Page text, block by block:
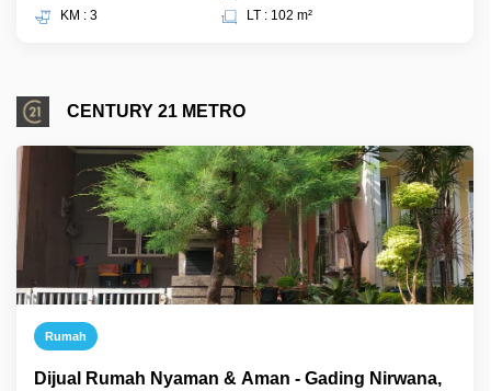
KM : 3
LT : 102 m²
CENTURY 21 METRO
Rumah
Dijual Rumah Nyaman & Aman - Gading Nirwana,